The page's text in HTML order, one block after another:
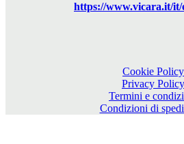
https://www.vicara.it/it/
Cookie Policy
Privacy Policy
Termini e
Condizioni di